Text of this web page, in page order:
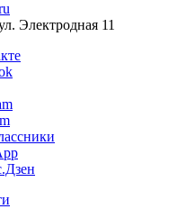
Электродная 11